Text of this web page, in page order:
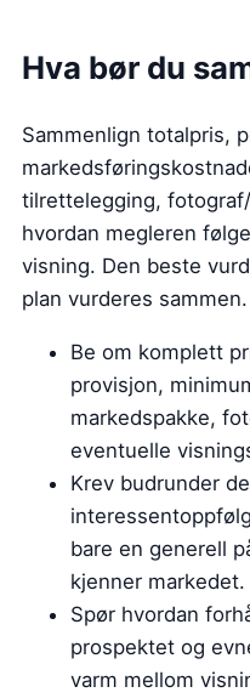
Hva bør du
Sammenlign totalpris,
tilrettelegging,
hvordan megleren
visning. Den beste
plan vurderes sammen.
Be om komplett
provisjon,
markedspakke,
eventuelle
Krev budrunder
bare en generell
kjenner markedet.
Spør hvordan
prospektet og
varm mellom